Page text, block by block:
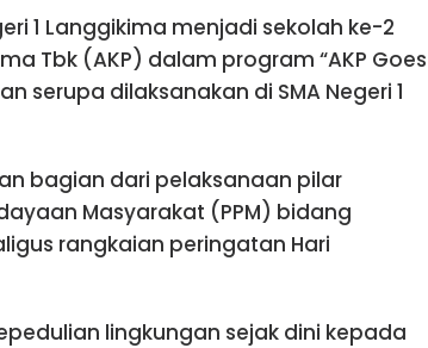
1 Langgikima menjadi sekolah ke-2
Tbk (AKP) dalam program “AKP Goes
serupa dilaksanakan di SMA Negeri 1
bagian dari pelaksanaan pilar
Masyarakat (PPM) bidang
rangkaian peringatan Hari
lingkungan sejak dini kepada